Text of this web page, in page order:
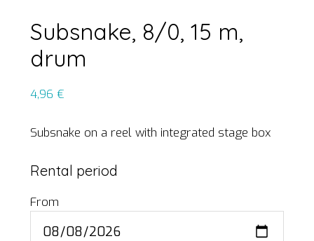
Subsnake, 8/0, 15 m,
drum
4,96 €
Subsnake on a reel with integrated stage box
Rental period
From